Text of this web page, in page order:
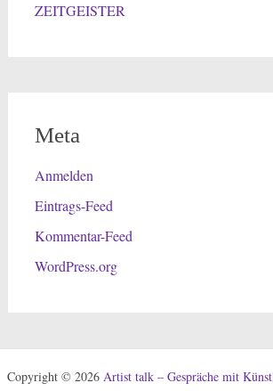
ZEITGEISTER
Meta
Anmelden
Eintrags-Feed
Kommentar-Feed
WordPress.org
Copyright © 2026 Artist talk – Gespräche mit